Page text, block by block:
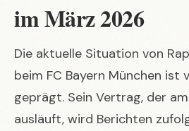
im März 2026
Die aktuelle Situation von
beim FC Bayern München ist
geprägt. Sein Vertrag, der
ausläuft, wird Berichten